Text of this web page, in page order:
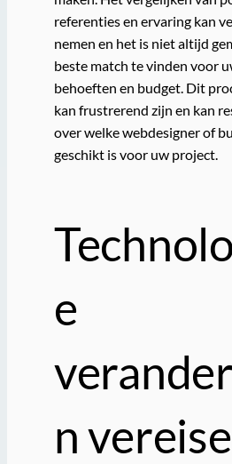
referenties en ervaring kan
nemen en het is niet altijd
beste match te vinden voor
behoeften en budget. Dit
kan frustrerend zijn en kan
over welke webdesigner of
geschikt is voor uw project.
e
n